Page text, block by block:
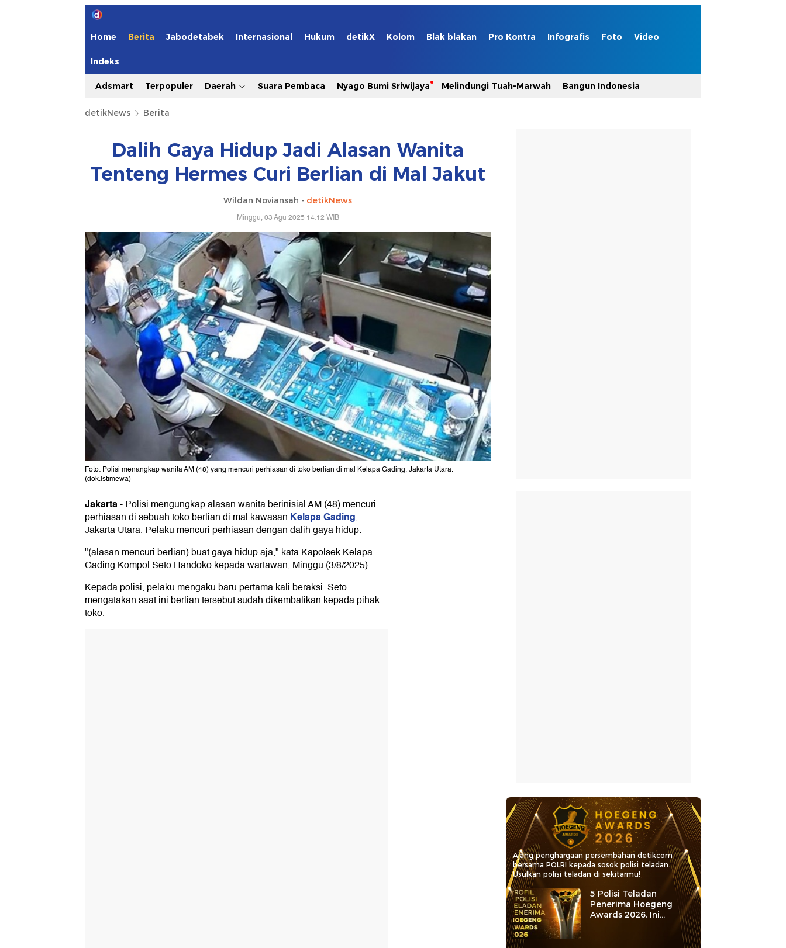
Home Berita Jabodetabek Internasional Hukum detikX Kolom Blak blakan Pro Kontra Infografis Foto Video
Indeks
Adsmart Terpopuler Daerah Suara Pembaca Nyago Bumi Sriwijaya Melindungi Tuah-Marwah Bangun Indonesia
detikNews Berita
Dalih Gaya Hidup Jadi Alasan Wanita
Tenteng Hermes Curi Berlian di Mal Jakut
Wildan Noviansah - detikNews
Minggu, 03 Agu 2025 14:12 WIB
Foto: Polisi menangkap wanita AM (48) yang mencuri perhiasan di toko berlian di mal Kelapa Gading, Jakarta Utara.
(dok.Istimewa)
Jakarta-Polisi mengungkap alasan wanita berinisial AM (48) mencuri
perhiasan di sebuah toko berlian di mal kawasan Kelapa Gading,
Jakarta Utara. Pelaku mencuri perhiasan dengan dalih gaya hidup.
"(alasan mencuri berlian) buat gaya hidup aja," kata Kapolsek Kelapa
Gading Kompol Seto Handoko kepada wartawan, Minggu (3/8/2025).
Kepada polisi, pelaku mengaku baru pertama kali beraksi. Seto
mengatakan saat ini berlian tersebut sudah dikembalikan kepada pihak
toko.
Ajang penghargaan persembahan detikcom
bersama POLRI kepada sosok polisi teladan.
Usulkan polisi teladan di sekitarmu!
5 Polisi Teladan
Penerima Hoegeng
Awards 2026, Ini
Kategori dan Kiprahnya